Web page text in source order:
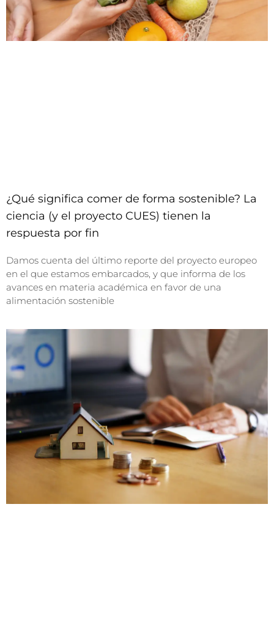
¿Qué significa comer de forma sostenible? La
ciencia (y el proyecto CUES) tienen la
respuesta por fin
Damos cuenta del último reporte del proyecto europeo
en el que estamos embarcados, y que informa de los
avances en materia académica en favor de una
alimentación sostenible